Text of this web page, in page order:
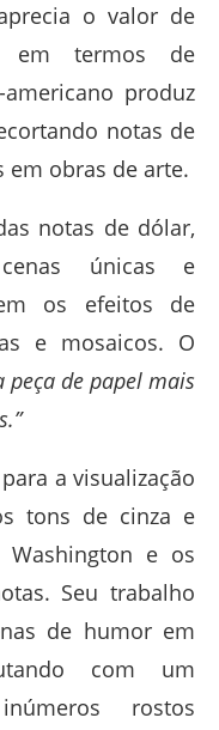
o valor de
em termos de
produz
notas de
obras de arte.
notas de dólar,
únicas e
os efeitos de
e mosaicos. O
peça de papel mais
a visualização
tons de cinza e
e os
Seu trabalho
de humor em
com um
rostos